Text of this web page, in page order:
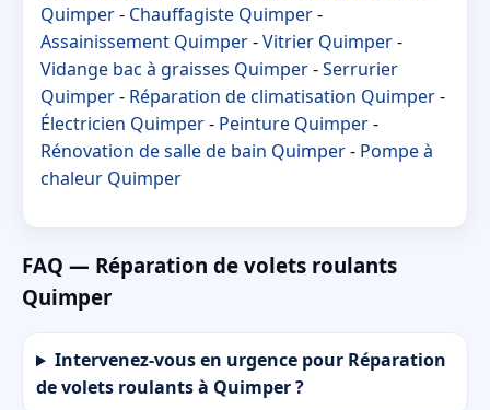
Quimper- Chauffagiste Quimper-
Assainissement Quimper-Vitrier Quimper-
Vidange bac à graisses Quimper-Serrurier
Quimper- Réparation de climatisation Quimper-
Électricien Quimper- Peinture Quimper-
Rénovation de salle de bain Quimper- Pompe à
chaleur Quimper
FAQ — Réparation de volets roulants
Quimper
Intervenez-vous en urgence pour Réparation
de volets roulants à Quimper ?